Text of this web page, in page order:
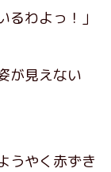
わよっ！」
が見えない
うやく赤ずき